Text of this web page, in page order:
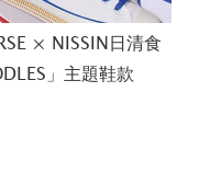
STUDIO 全新
列靈感為各個不同社會群